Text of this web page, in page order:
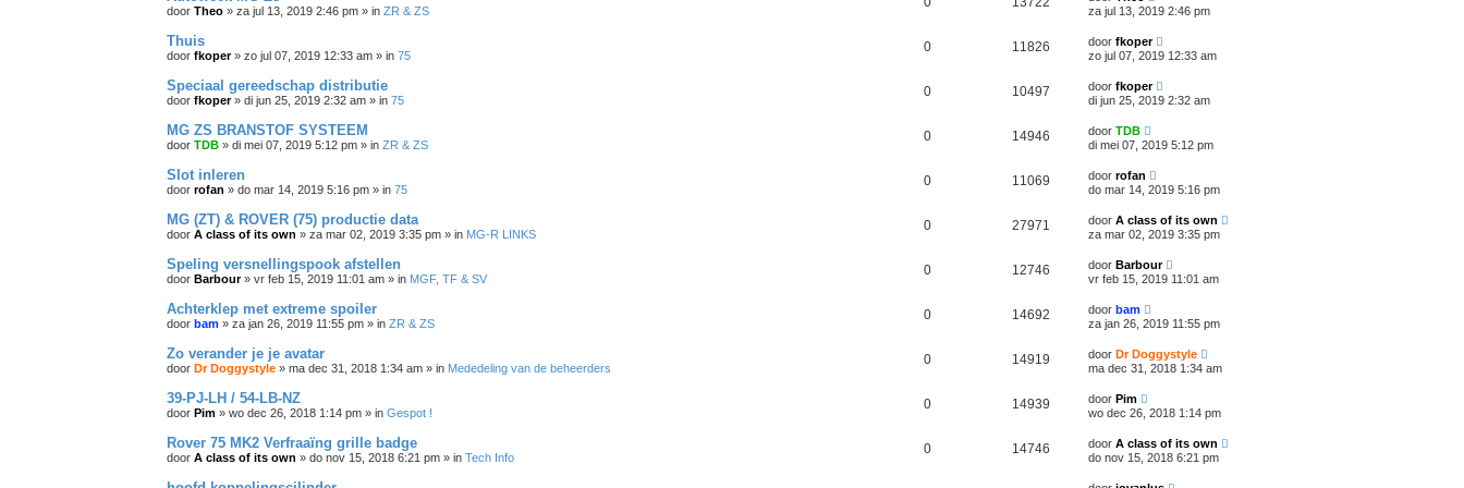
door Theo » za jul 13, 2019 2:46 pm » in ZR & ZS
za jul 13, 2019 2:46 pm
Thuis
door fkoper» zo jul 07, 2019 12:33 am » in 75
0 11826 door fkoper
zo jul 07, 2019 12:33 am
Speciaal gereedschap distributie
door fkoper» di jun 25, 2019 2:32 am » in 75
0 10497 door fkoper
di jun 25, 2019 2:32 am
MG ZS BRANSTOF SYSTEEM
door TDB » di mei 07, 2019 5:12 pm » in ZR & ZS
0 14946 door TDB
di mei 07, 2019 5:12 pm
Slot inleren
door rofan » do mar 14, 2019 5:16 pm » in 75
0 11069 door rofan
do mar 14, 2019 5:16 pm
MG (ZT) & ROVER (75) productie data
door A class of its own » za mar 02, 2019 3:35 pm » in MG-R LINKS
0 27971 door A class of its own
za mar 02, 2019 3:35 pm
Speling versnellingspook afstellen
door Barbour» vr feb 15, 2019 11:01 am » in MGF, TF & SV
0 12746 door Barbour
vr feb 15, 2019 11:01 am
Achterklep met extreme spoiler
door bam » za jan 26, 2019 11:55 pm » in ZR & ZS
0 14692 door bam
za jan 26, 2019 11:55 pm
Zo verander je je avatar
door Dr Doggystyle » ma dec 31, 2018 1:34 am » in Mededeling van de beheerders
0 14919 door Dr Doggystyle
ma dec 31, 2018 1:34 am
39-PJ-LH / 54-LB-NZ
door Pim » wo dec 26, 2018 1:14 pm » in Gespot !
0 14939 door Pim
wo dec 26, 2018 1:14 pm
Rover 75 MK2 Verfraaïng grille badge
door A class of its own » do nov 15, 2018 6:21 pm » in Tech Info
0 14746 door A class of its own
do nov 15, 2018 6:21 pm